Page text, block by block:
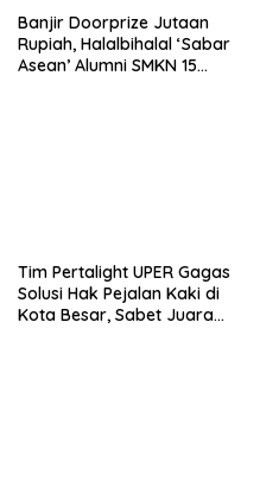
Banjir Doorprize Jutaan
Rupiah, Halalbihalal ‘Sabar
Asean’ Alumni SMKN 15
Tim Pertalight UPER Gagas
Solusi Hak Pejalan Kaki di
Kota Besar, Sabet Juara